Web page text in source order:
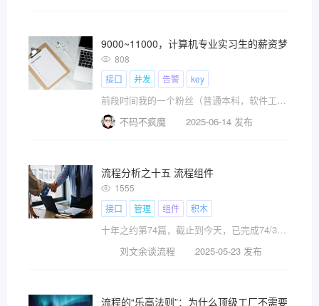
9000~11000，计算机专业实习生的薪资梦，现
808
接口
并发 告警 key
前段时间我的一个粉丝（普通本科，软件工程专业）让我给他看一下简历，求求我帮忙改一下。我看完他的简历后，非常震惊。简历几乎没什么太多亮点，项目非常一般，居然敢要9~11k。
不码不疯魔
2025-06-14 发布
流程分析之十五 流程组件
1555
接口
管理 组件 积木
十年之约第74篇，截止到今天，已完成74/3650。\x0a\x0a每个业务领域的流程，都可以被做成很多标准的流程组件，当业务有变化、组织有调整时，这些组件可以根据需要，随时被打散，也随时可以被重新组合。
刘文余谈流程
2025-05-23 发布
流程的“乐高法则”：为什么顶级工厂不需要超人